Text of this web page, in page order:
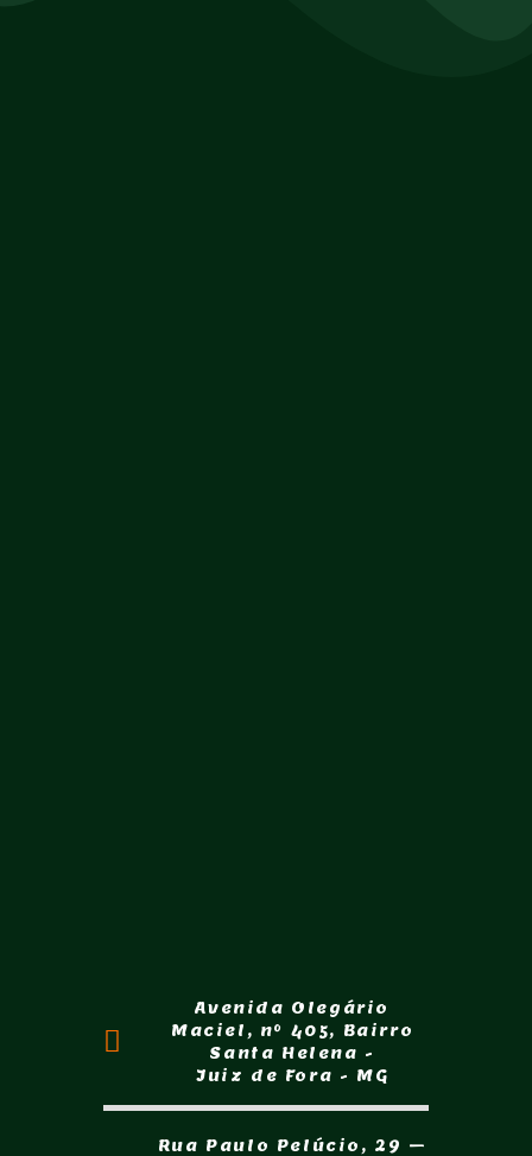
Avenida Olegário
Maciel, nº 405, Bairro
Santa Helena -
Juiz de Fora - MG
Rua Paulo Pelúcio, 29 –